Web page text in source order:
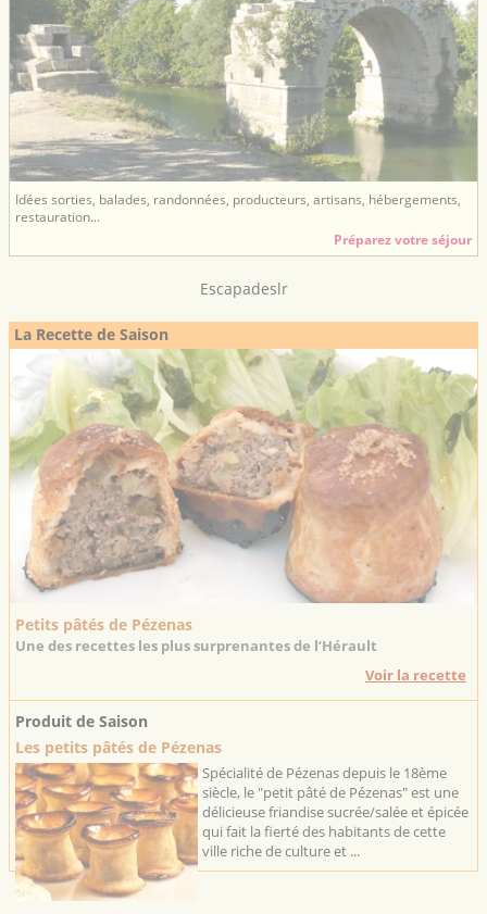
Idées sorties, balades, randonnées, producteurs, artisans, hébergements,
restauration...
Préparez votre séjour
Escapadeslr
La Recette de Saison
Petits pâtés de Pézenas
Une des recettes les plus surprenantes de l’Hérault
Voir la recette
Produit de Saison
Les petits pâtés de Pézenas
Spécialité de Pézenas depuis le 18ème
siècle, le "petit pâté de Pézenas" est une
délicieuse friandise sucrée/salée et épicée
qui fait la fierté des habitants de cette
ville riche de culture et ...